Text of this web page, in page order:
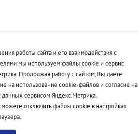
работы сайта и его взаимодействия с
мы используем файлы cookie и сервис
Продолжая работу с сайтом, Вы даете
на использование cookie-файлов и согласие на
данных сервисом Яндекс.Метрика.
можете отключить файлы cookie в настройках